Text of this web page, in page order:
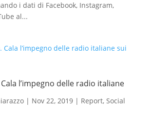
i dati di Facebook, Instagram,
al...
l’impegno delle radio italiane
| Nov 22, 2019| Report, Social